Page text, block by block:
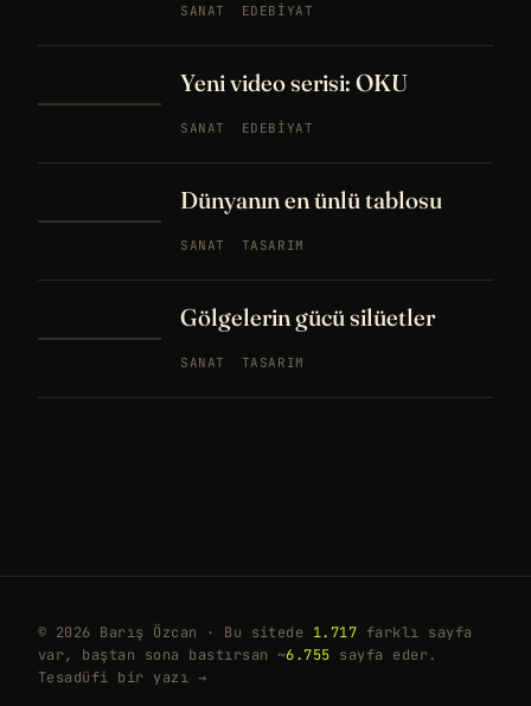
SANAT EDEBIYAT
Yeni video serisi: OKU
SANAT EDEBIYAT
Dünyanın en ünlü tablosu
SANAT TASARIM
Gölgelerin gücü silüetler
SANAT TASARIM
© 2026 Barış Özcan · Bu sitede 1.717 farklı sayfa
var, baştan sona bastırsan ~6.755 sayfa eder.
Tesadüfi bir yazı →